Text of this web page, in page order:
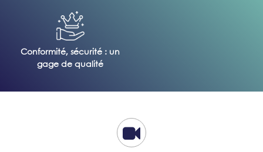
Conformité, sécurité : un
gage de qualité